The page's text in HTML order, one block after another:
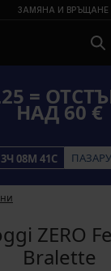
ЗАМЯНА И ВРЪЩАНЕ
=
НАД 60 €
Ч 08М 41С
ZERO
Bralette